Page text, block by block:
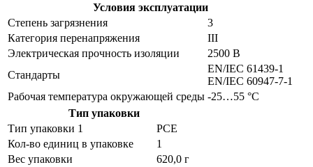
Условия эксплуатации
Степень загрязнения
3
Категория перенапряжения
III
Электрическая прочность изоляции
2500 В
Стандарты
EN/IEC 61439-1
EN/IEC 60947-7-1
Рабочая температура окружающей среды -25…55 °C
Тип упаковки
Тип упаковки 1
PCE
Кол-во единиц в упаковке
1
Вес упаковки
620,0 г